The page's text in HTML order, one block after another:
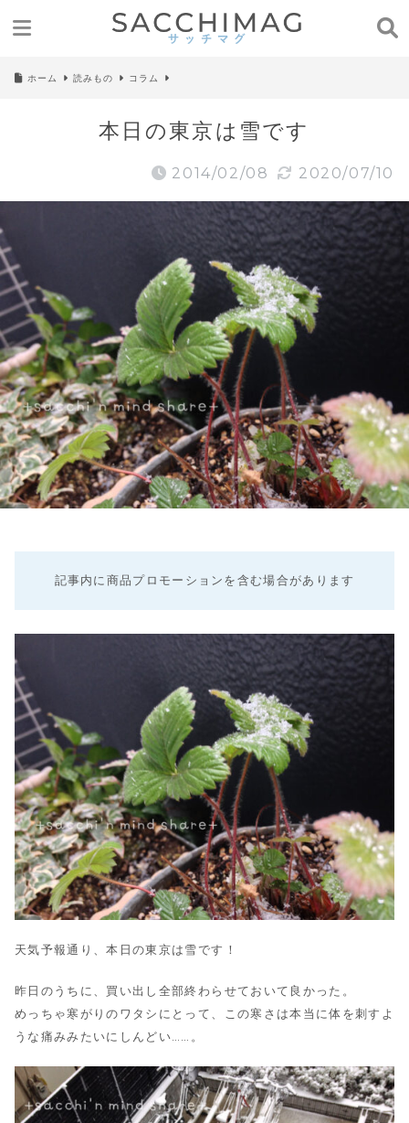
ホーム 読みもの コラム
本日の東京は雪です
2014/02/08 2020/07/10
記事内に商品プロモーションを含む場合があります
天気予報通り、本日の東京は雪です！
昨日のうちに、買い出し全部終わらせておいて良かった。
めっちゃ寒がりのワタシにとって、この寒さは本当に体を刺すよ
うな痛みみたいにしんどい……。